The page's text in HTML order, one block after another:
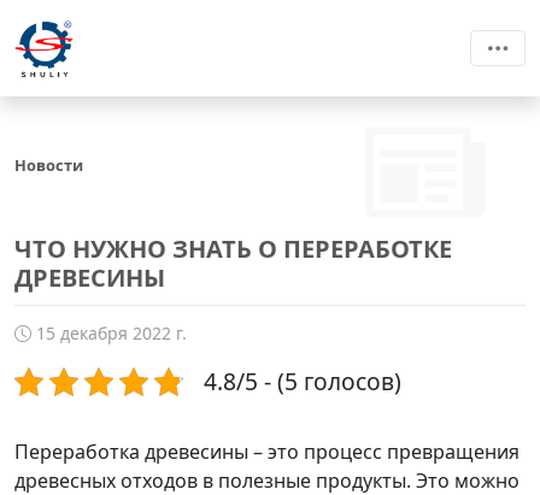
Новости
ЧТО НУЖНО ЗНАТЬ О ПЕРЕРАБОТКЕ
ДРЕВЕСИНЫ
15 декабря 2022 г.
4.8/5 - (5 голосов)
Переработка древесины – это процесс превращения
древесных отходов в полезные продукты. Это можно